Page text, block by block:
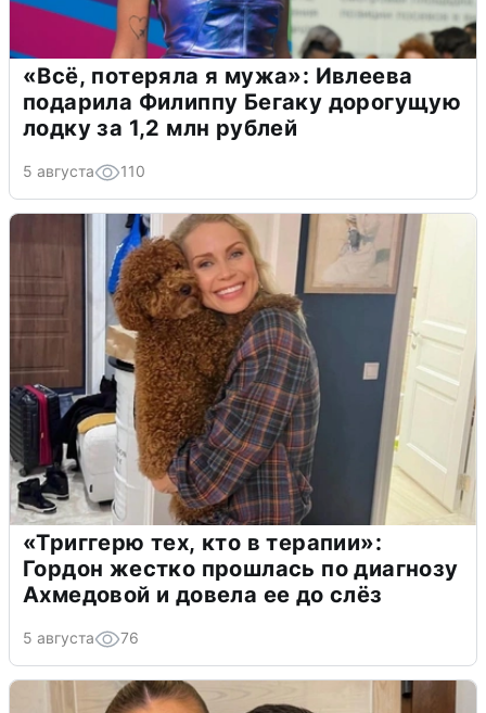
«Всё, потеряла я мужа»: Ивлеева
подарила Филиппу Бегаку дорогущую
лодку за 1,2 млн рублей
5 августа 110
«Триггерю тех, кто в терапии»:
Гордон жестко прошлась по диагнозу
Ахмедовой и довела ее до слёз
5 августа 76